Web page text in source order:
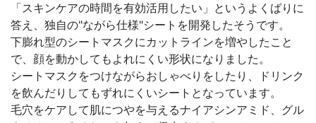
「スキンケアの時間を有効活用したい」というよくばりに
答え、独自の"ながら仕様"シートを開発したそうです。
下膨れ型のシートマスクにカットラインを増やしたこと
で、顔を動かしてもよれにくい形状になりました。
シートマスクをつけながらおしゃべりをしたり、ドリンク
を飲んだりしてもずれにくいシートとなっています。
毛穴をケアして肌につやを与えるナイアシンアミド、グル